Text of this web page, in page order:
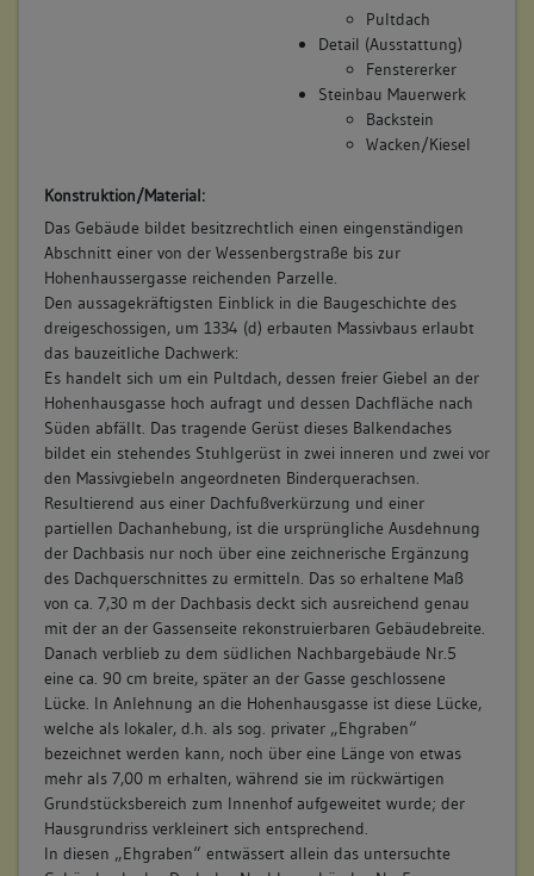
Pultdach
Detail (Ausstattung)
Fenstererker
Steinbau Mauerwerk
Backstein
Wacken/Kiesel
Konstruktion/Material:
Das Gebäude bildet besitzrechtlich einen eingenständigen
Abschnitt einer von der Wessenbergstraße bis zur
Hohenhaussergasse reichenden Parzelle.
Den aussagekräftigsten Einblick in die Baugeschichte des
dreigeschossigen, um 1334 (d) erbauten Massivbaus erlaubt
das bauzeitliche Dachwerk:
Es handelt sich um ein Pultdach, dessen freier Giebel an der
Hohenhausgasse hoch aufragt und dessen Dachfläche nach
Süden abfällt. Das tragende Gerüst dieses Balkendaches
bildet ein stehendes Stuhlgerüst in zwei inneren und zwei vor
den Massivgiebeln angeordneten Binderquerachsen.
Resultierend aus einer Dachfußverkürzung und einer
partiellen Dachanhebung, ist die ursprüngliche Ausdehnung
der Dachbasis nur noch über eine zeichnerische Ergänzung
des Dachquerschnittes zu ermitteln. Das so erhaltene Maß
von ca. 7,30 m der Dachbasis deckt sich ausreichend genau
mit der an der Gassenseite rekonstruierbaren Gebäudebreite.
Danach verblieb zu dem südlichen Nachbargebäude Nr.5
eine ca. 90 cm breite, später an der Gasse geschlossene
Lücke. In Anlehnung an die Hohenhausgasse ist diese Lücke,
welche als lokaler, d.h. als sog. privater „Ehgraben“
bezeichnet werden kann, noch über eine Länge von etwas
mehr als 7,00 m erhalten, während sie im rückwärtigen
Grundstücksbereich zum Innenhof aufgeweitet wurde; der
Hausgrundriss verkleinert sich entsprechend.
In diesen „Ehgraben“ entwässert allein das untersuchte